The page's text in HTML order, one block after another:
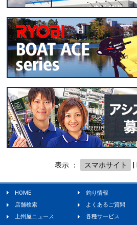
表示 ： スマホサイト
HOME 釣り情報
店舗検索
よくあるご質問
上州屋ニュース
各種サービス